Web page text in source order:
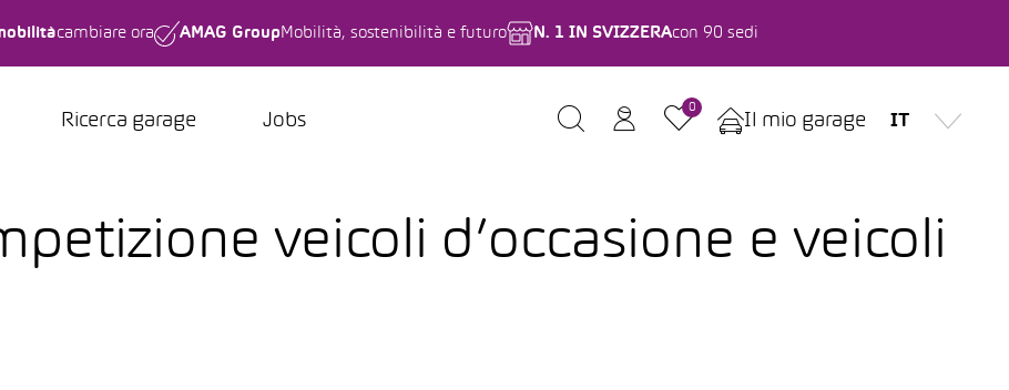
cambiare ora AMAG Group Mobilità, sostenibilità e futuro N. 1 IN SVIZZERAcon 90 sedi
Ricerca garage Jobs
0
Il mio garage IT
veicoli d’occasione e veicoli